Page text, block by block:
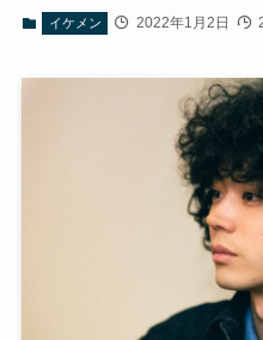
イケメン 2022年1月2日